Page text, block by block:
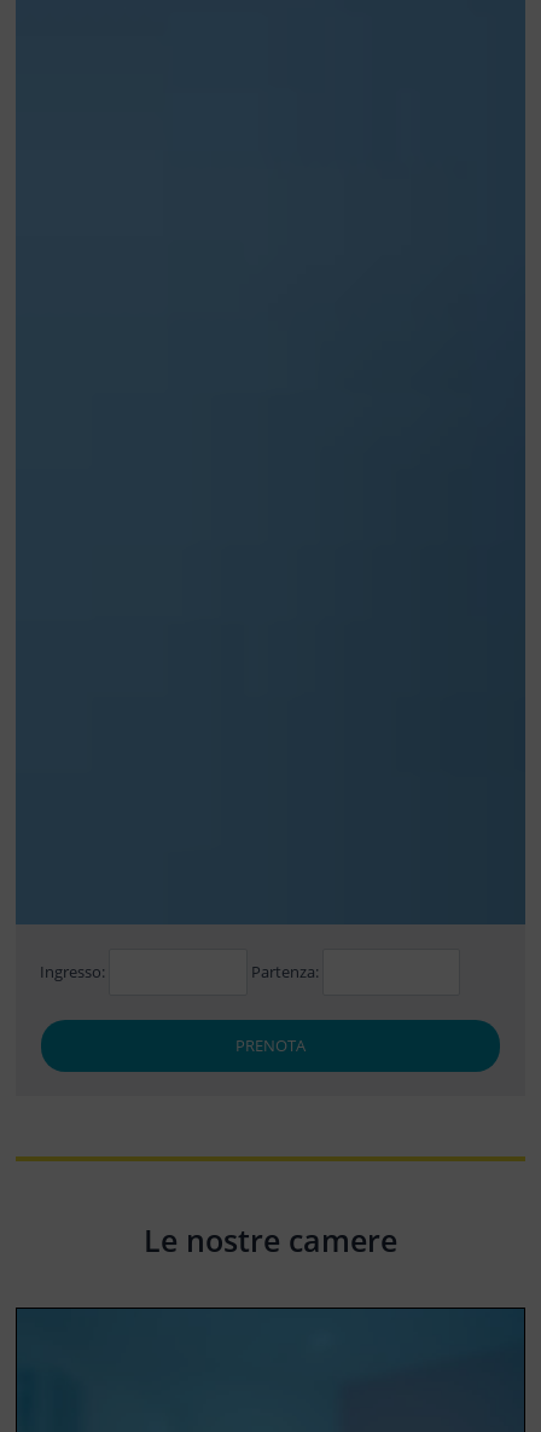
Ingresso: Partenza:
PRENOTA
Le nostre camere